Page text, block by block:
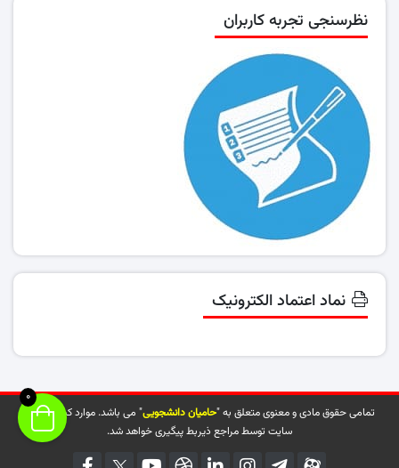
نظرسنجی تجربه کاربران
نماد اعتماد الکترونیک
تمامی حقوق مادی و معنوی متعلق به "حامیان دانشجویی" می باشد. موارد کپی شده از
سایت توسط مراجع ذیربط پیگیری خواهد شد.
0